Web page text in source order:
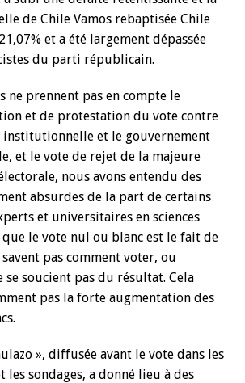
de Chile Vamos rebaptisée Chile
et a été largement dépassée
du parti républicain.
ne prennent pas en compte le
et de protestation du vote contre
et le gouvernement
et le vote de rejet de la majeure
nous avons entendu des
absurdes de la part de certains
et universitaires en sciences
le vote nul ou blanc est le fait de
pas comment voter, ou
se soucient pas du résultat. Cela
pas la forte augmentation des
», diffusée avant le vote dans les
les sondages, a donné lieu à des